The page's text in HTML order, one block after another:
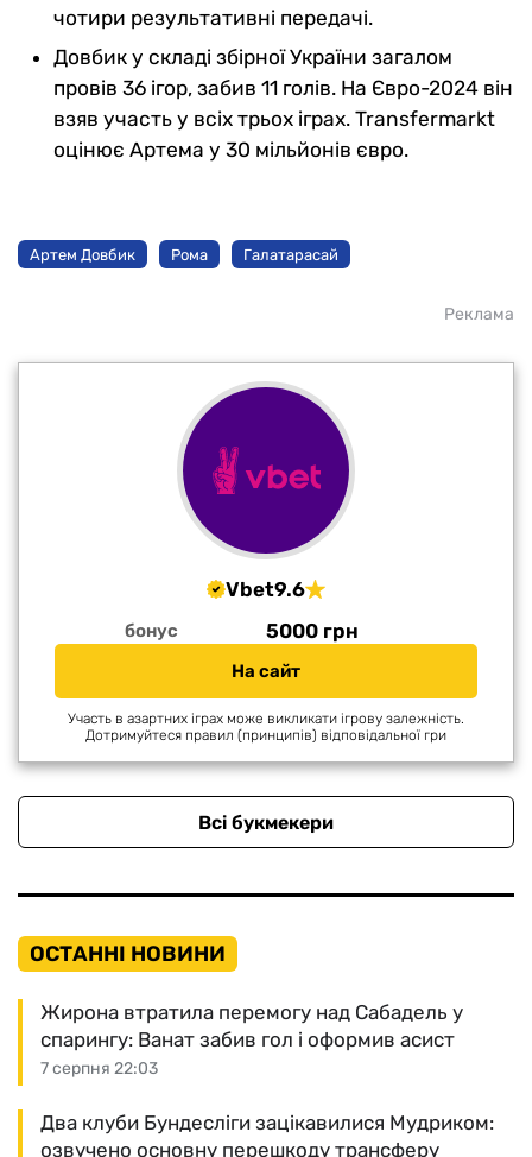
чотири результативні передачі.
Довбик у складі збірної України загалом
провів 36 ігор, забив 11 голів. На Євро-2024 він
взяв участь у всіх трьох іграх. Transfermarkt
оцінює Артема у 30 мільйонів євро.
Артем Довбик Рома Галатарасай
Реклама
Vbet9.6
бонус 5000 грн
На сайт
Участь в азартних іграх може викликати ігрову залежність.
Дотримуйтеся правил (принципів) відповідальної гри
Всі букмекери
ОСТАННІ НОВИНИ
7 серпня 22:03
Жирона втратила перемогу над Сабадель у
спарингу: Ванат забив гол і оформив асист
Два клуби Бундесліги зацікавилися Мудриком:
озвучено основну перешкоду трансферу